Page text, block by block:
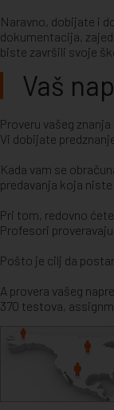
Naravno, dobijate i
dokumentacija,
biste završili svoje
Vaš
Proveru vašeg
Vi dobijate
Kada vam se
predavanja koja
Pri tom, redovno
Profesori
Pošto je cilj da
A provera vašeg
370 testova,